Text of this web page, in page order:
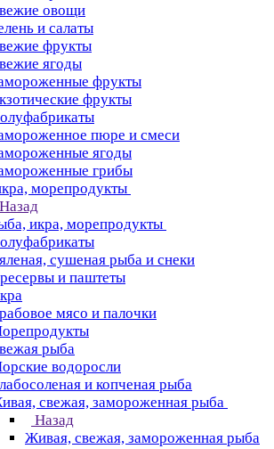
овощи
и салаты
фрукты
ягоды
фрукты
фрукты
пюре и смеси
ягоды
грибы
морепродукты
Назад
икра, морепродукты
сушеная рыба и снеки
и паштеты
мясо и палочки
рыба
водоросли
и копченая рыба
свежая, замороженная рыба
Назад
Живая, свежая, замороженная рыба